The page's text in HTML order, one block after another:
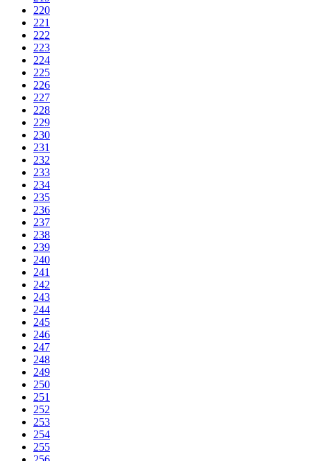
220
221
222
223
224
225
226
227
228
229
230
231
232
233
234
235
236
237
238
239
240
241
242
243
244
245
246
247
248
249
250
251
252
253
254
255